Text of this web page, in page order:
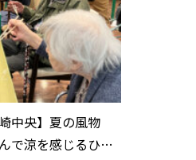
中央】夏の風物
で涼を感じるひと